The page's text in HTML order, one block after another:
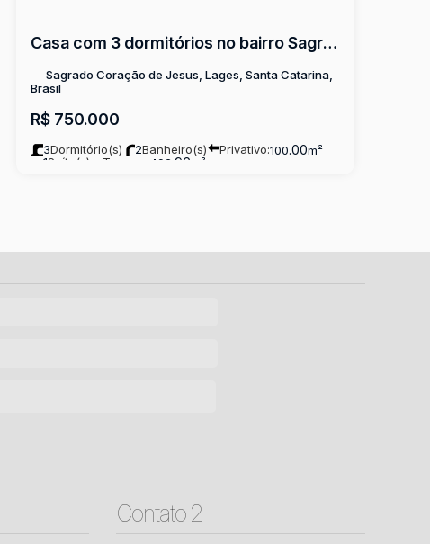
Casa com 3 dormitórios no bairro Sagrado
R$750.000
Sagrado Coração de Jesus, Lages, Santa Catarina,
Brasil
3Dormitório(s) 2Banheiro(s) Privativo:100.00m²
1Suíte(s) Terreno: 492 .96 m²
Contato 2